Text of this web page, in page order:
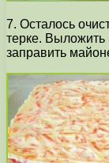
7. Осталось
терке.
заправить